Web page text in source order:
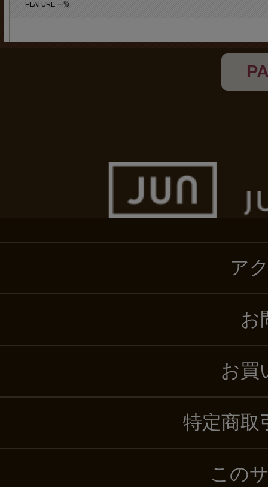
FEATURE 一覧
ア
お
お買
特定商取
この